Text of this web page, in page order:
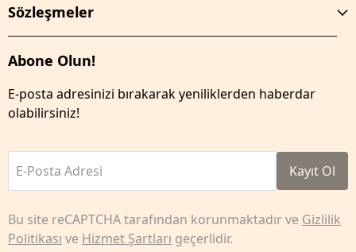
Sözleşmeler
Abone Olun!
E-posta adresinizi bırakarak yeniliklerden haberdar
olabilirsiniz!
E-Posta Adresi Kayıt Ol
Bu site reCAPTCHA tarafından korunmaktadır ve Gizlilik
Politikası ve Hizmet Şartları geçerlidir.